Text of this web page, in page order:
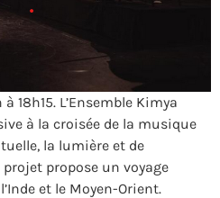
18h15. L’Ensemble Kimya
à la croisée de la musique
la lumière et de
propose un voyage
et le Moyen-Orient.